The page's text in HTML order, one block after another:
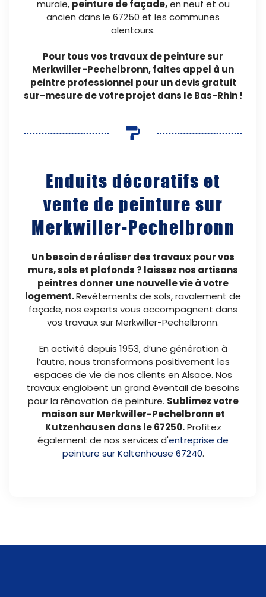
murale, peinture de façade,en neuf et ou
ancien dans le 67250 et les communes
alentours.
Pour tous vos travaux de peinture sur
Merkwiller-Pechelbronn, faites appel à un
peintre professionnel pour un devis gratuit
sur-mesure de votre projet dans le Bas-Rhin !
Enduits décoratifs et
vente de peinture sur
Merkwiller-Pechelbronn
Un besoin de réaliser des travaux pour vos
murs, sols et plafonds ? laissez nos artisans
peintres donner une nouvelle vie à votre
logement.Revêtements de sols, ravalement de
façade, nos experts vous accompagnent dans
vos travaux sur Merkwiller-Pechelbronn.
En activité depuis 1953, d’une génération à
l’autre, nous transformons positivement les
espaces de vie de nos clients en Alsace. Nos
travaux englobent un grand éventail de besoins
pour la rénovation de peinture. Sublimez votre
maison sur Merkwiller-Pechelbronn et
Kutzenhausen dans le 67250.Profitez
également de nos services d'entreprise de
peinture sur Kaltenhouse 67240.